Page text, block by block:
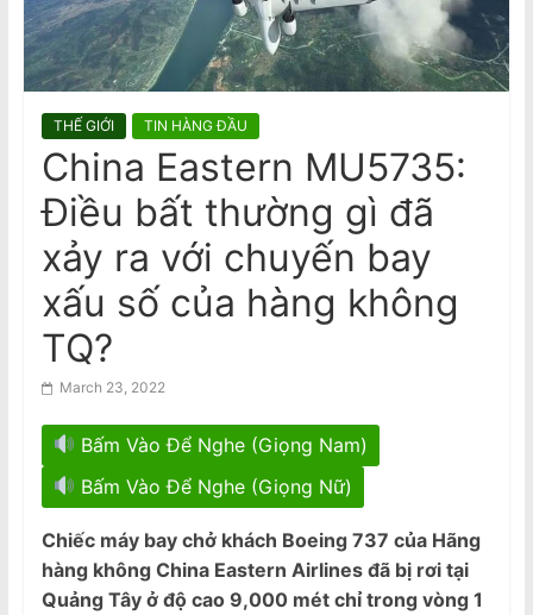
a
m
s
e
N
w
s
p
a
e
Bị USTR áp thuế: Dư luận viên đang
gây thêm hoạ cho nhà nước Việt
Nam
THẾ GIỚI TIN HÀNG ĐẦU
China Eastern MU5735:
Điều bất thường gì đã
xảy ra với chuyến bay
xấu số của hàng không
TQ?
March 23, 2022
Bấm Vào Để Nghe (Giọng Nam)
Bấm Vào Để Nghe (Giọng Nữ)
Chiếc máy bay chở khách Boeing 737 của Hãng
hàng không China Eastern Airlines đã bị rơi tại
Quảng Tây ở độ cao ​​9,000 mét chỉ trong vòng 1